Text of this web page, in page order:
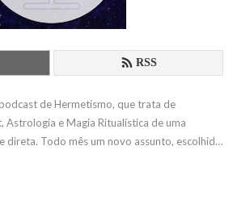
RSS
de Hermetismo, que trata de
Astrologia e Magia Ritualística de uma
direta. Todo mês um novo assunto, escolhido